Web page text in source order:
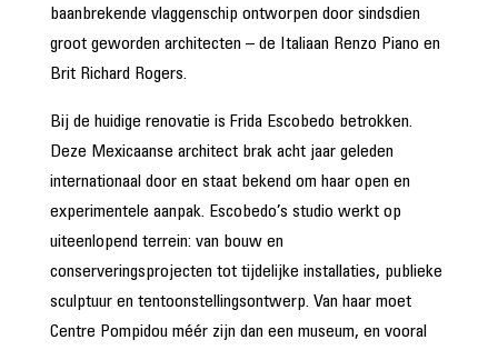
baanbrekende vlaggenschip ontworpen door sindsdien
groot geworden architecten – de Italiaan Renzo Piano en
Brit Richard Rogers.
Bij de huidige renovatie is Frida Escobedo betrokken.
Deze Mexicaanse architect brak acht jaar geleden
internationaal door en staat bekend om haar open en
experimentele aanpak. Escobedo’s studio werkt op
uiteenlopend terrein: van bouw en
conserveringsprojecten tot tijdelijke installaties, publieke
sculptuur en tentoonstellingsontwerp. Van haar moet
Centre Pompidou méér zijn dan een museum, en vooral